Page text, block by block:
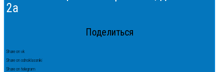
2а
Поделиться
Share on vk
Share on odnoklassniki
Share on telegram